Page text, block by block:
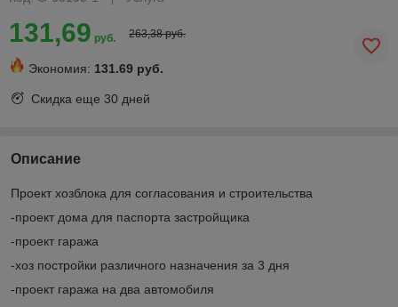
131,69 руб. 263,38 руб.
Экономия: 131.69 руб.
Скидка еще 30 дней
Описание
Проект хозблока для согласования и строительства
-проект дома для паспорта застройщика
-проект гаража
-хоз постройки различного назначения за 3 дня
-проект гаража на два автомобиля